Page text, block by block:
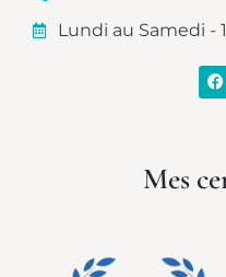
Lundi au Samedi -
Mes